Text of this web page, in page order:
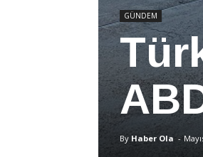
GÜNDEM
By Haber Ola -